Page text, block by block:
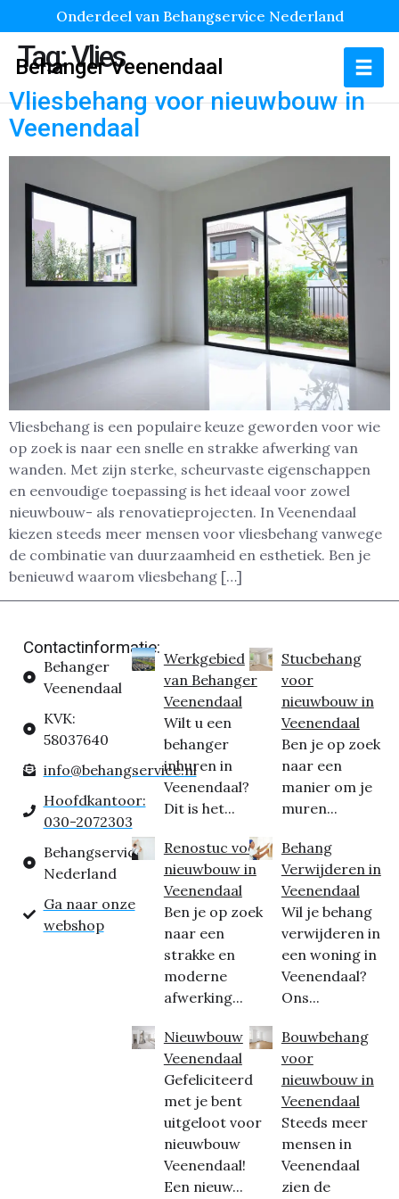
Onderdeel van Behangservice Nederland
Behanger Veenendaal
Tag:Vlies
Vliesbehang voor nieuwbouw in
Veenendaal
Vliesbehang is een populaire keuze geworden voor wie
op zoek is naar een snelle en strakke afwerking van
wanden. Met zijn sterke, scheurvaste eigenschappen
en eenvoudige toepassing is het ideaal voor zowel
nieuwbouw- als renovatieprojecten. In Veenendaal
kiezen steeds meer mensen voor vliesbehang vanwege
de combinatie van duurzaamheid en esthetiek. Ben je
benieuwd waarom vliesbehang […]
Contactinformatie:
Behanger
Veenendaal
KVK:
58037640
info@behangservice.nl
Hoofdkantoor:
030-2072303
Behangservice
Nederland
Ga naar onze
webshop
Werkgebied
van Behanger
Veenendaal
Wilt u een
behanger
inhuren in
Veenendaal?
Dit is het...
Renostuc voor
nieuwbouw in
Veenendaal
Ben je op zoek
naar een
strakke en
moderne
afwerking...
Nieuwbouw
Veenendaal
Gefeliciteerd
met je bent
uitgeloot voor
nieuwbouw
Veenendaal!
Een nieuw...
Stucbehang
voor
nieuwbouw in
Veenendaal
Ben je op zoek
naar een
manier om je
muren...
Behang
Verwijderen in
Veenendaal
Wil je behang
verwijderen in
een woning in
Veenendaal?
Ons...
Bouwbehang
voor
nieuwbouw in
Veenendaal
Steeds meer
mensen in
Veenendaal
zien de